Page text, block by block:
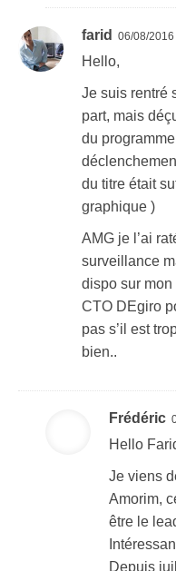
farid 06/08/2016
Hello,
Je suis rentré
part, mais
du
du titre était
graphique )
AMG je l’ai
surveillance
dispo sur
CTO DEgiro
pas s’il est
bien..
Frédéric
Hello
Je viens
Amorim,
être le
Depuis